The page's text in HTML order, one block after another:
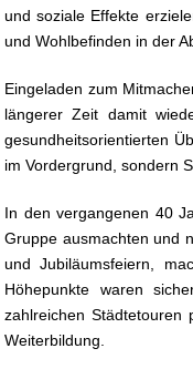
und soziale Effekte
und Wohlbefinden in der
Eingeladen zum
längerer Zeit damit
gesundheitsorientierten
im Vordergrund, sondern
In den vergangenen 40
Gruppe ausmachten und
und Jubiläumsfeiern,
Höhepunkte waren
zahlreichen
Weiterbildung.